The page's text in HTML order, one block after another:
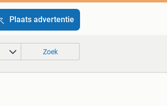
Plaats advertentie
Zoek